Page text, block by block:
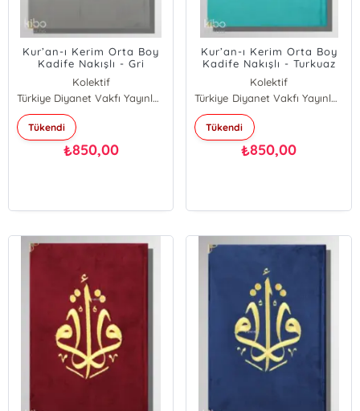
Kur’an-ı Kerim Orta Boy
Kadife Nakışlı - Gri
Kolektif
Türkiye Diyanet Vakfı Yayınları
Tükendi
₺850,00
Kur’an-ı Kerim Orta Boy
Kadife Nakışlı - Turkuaz
Kolektif
Türkiye Diyanet Vakfı Yayınları
Tükendi
₺850,00